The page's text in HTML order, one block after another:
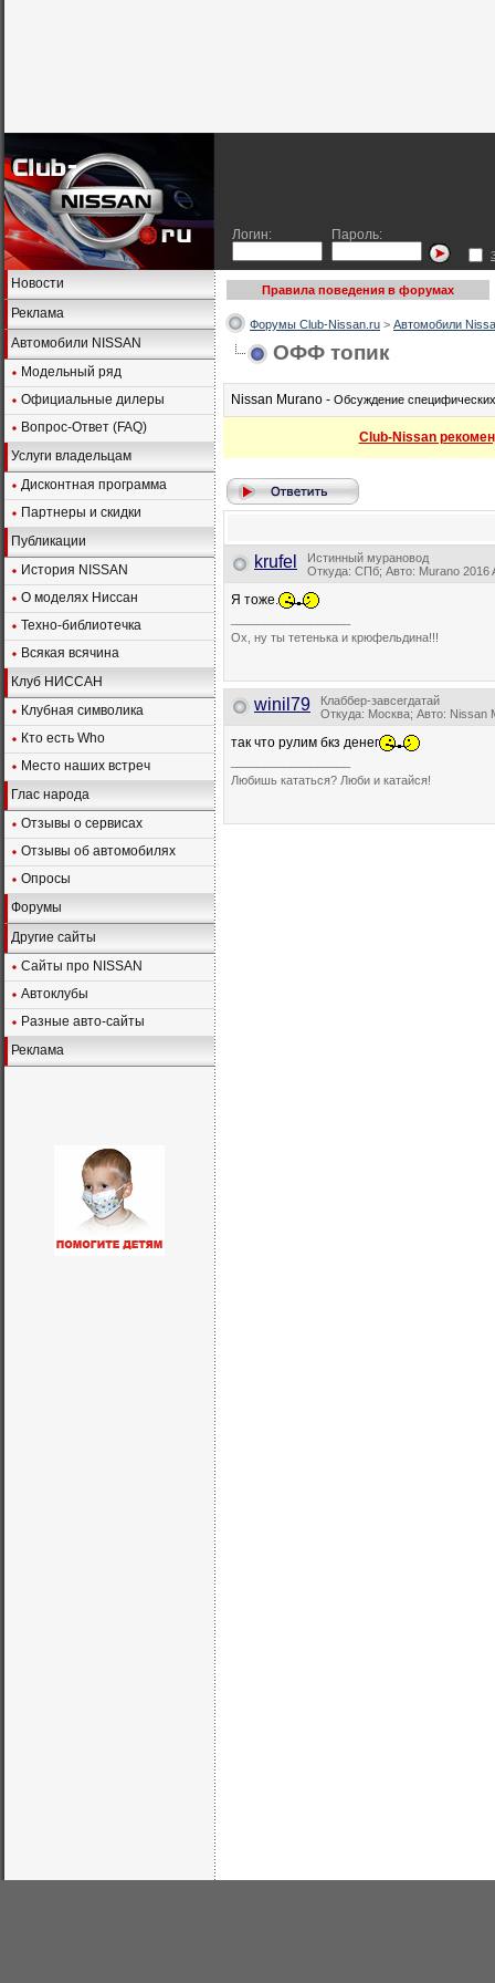
Логин: Пароль:
Новости
Реклама
Автомобили NISSAN
Модельный ряд
Официальные дилеры
Вопрос-Ответ (FAQ)
Услуги владельцам
Дисконтная программа
Партнеры и скидки
Публикации
История NISSAN
О моделях Ниссан
Техно-библиотечка
Всякая всячина
Клуб НИССАН
Клубная символика
Кто есть Who
Место наших встреч
Глас народа
Отзывы о сервисах
Отзывы об автомобилях
Опросы
Форумы
Другие сайты
Сайты про NISSAN
Автоклубы
Разные авто-сайты
Реклама
Правила поведения в форумах
Форумы Club-Nissan.ru > Автомобили
ОФФ топик
Nissan Murano - Обсуждение
Club-Nissan
krufel
Истинный мурановод
Откуда: СПб; Авто: Murano 2016
Я тоже.
Ох, ну ты тетенька и крюфельдина!!!
winil79
Клаббер-завсегдатай
Откуда: Москва; Авто: Nissan
так что рулим бкз денег
Любишь кататься? Люби и катайся!